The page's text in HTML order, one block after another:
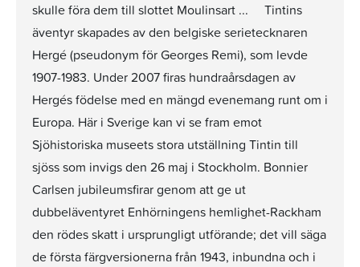
skulle föra dem till slottet Moulinsart ... Tintins
äventyr skapades av den belgiske serietecknaren
Hergé (pseudonym för Georges Remi), som levde
1907-1983. Under 2007 firas hundraårsdagen av
Hergés födelse med en mängd evenemang runt om i
Europa. Här i Sverige kan vi se fram emot
Sjöhistoriska museets stora utställning Tintin till
sjöss som invigs den 26 maj i Stockholm. Bonnier
Carlsen jubileumsfirar genom att ge ut
dubbeläventyret Enhörningens hemlighet-Rackham
den rödes skatt i ursprungligt utförande; det vill säga
de första färgversionerna från 1943, inbundna och i